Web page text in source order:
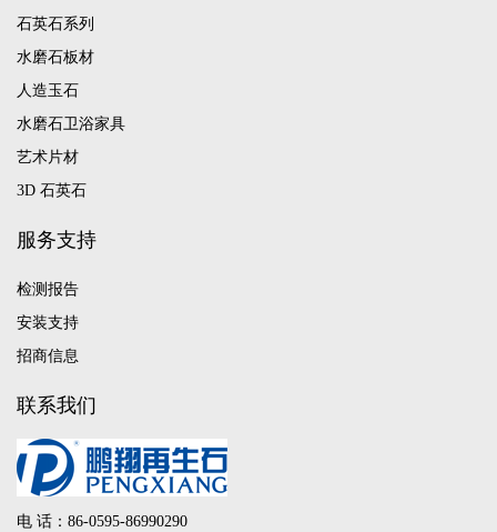
石英石系列
水磨石板材
人造玉石
水磨石卫浴家具
艺术片材
3D 石英石
服务支持
检测报告
安装支持
招商信息
联系我们
电 话：86-0595-86990290